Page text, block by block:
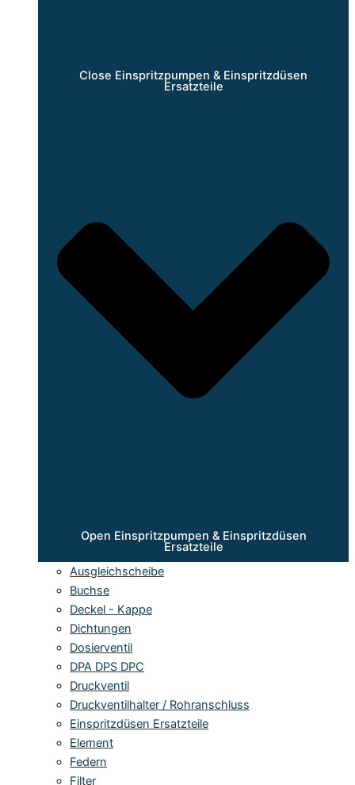
Close Einspritzpumpen & Einspritzdüsen
Ersatzteile
Open Einspritzpumpen & Einspritzdüsen
Ersatzteile
Ausgleichscheibe
Buchse
Deckel - Kappe
Dichtungen
Dosierventil
DPA DPS DPC
Druckventil
Druckventilhalter / Rohranschluss
Einspritzdüsen Ersatzteile
Element
Federn
Filter